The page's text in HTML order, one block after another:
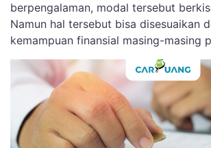
berpengalaman, modal tersebut
Namun hal tersebut bisa disesuaikan
kemampuan finansial masing-masing